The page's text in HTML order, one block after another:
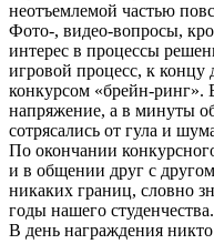
неотъемлемой частью
Фото-, видео-вопросы,
интерес в процессы
игровой процесс, к
конкурсом «брейн-ринг».
напряжение, а в минуты
сотрясались от гула и
По окончании
и в общении друг с
никаких границ, словно
годы нашего студенчества.
В день награждения